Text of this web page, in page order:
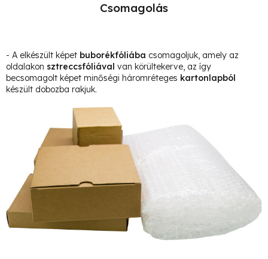
Csomagolás
- A elkészült képet buborékfóliába csomagoljuk, amely az
oldalakon sztreccsfóliával van körültekerve, az így
becsomagolt képet minőségi háromréteges kartonlapból
készült dobozba rakjuk.